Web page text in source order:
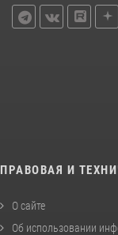
ПРАВОВАЯ И
О сайте
Об использовании